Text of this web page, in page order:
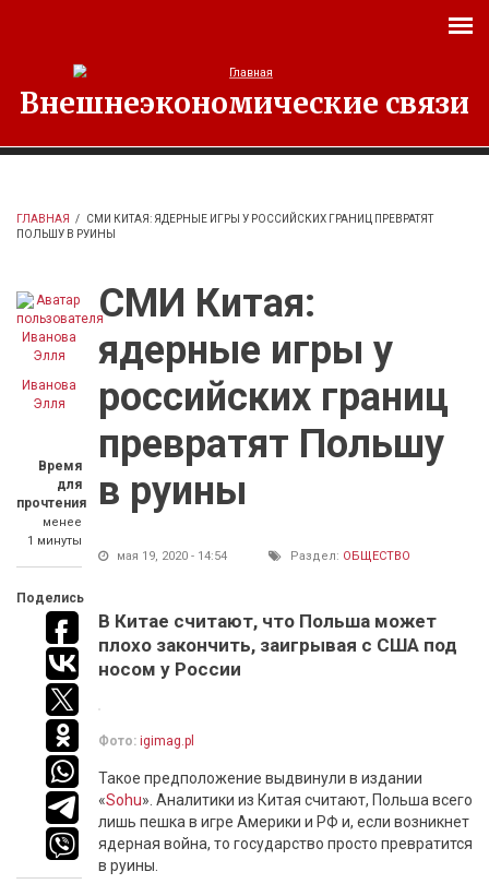
Внешнеэкономические связи
ГЛАВНАЯ /
СМИ КИТАЯ: ЯДЕРНЫЕ ИГРЫ У РОССИЙСКИХ ГРАНИЦ ПРЕВРАТЯТ
ПОЛЬШУ В РУИНЫ
Иванова
Элля
Время
для
прочтения
менее
1 минуты
Поделись
СМИ Китая:
ядерные игры у
российских границ
превратят Польшу
в руины
мая 19, 2020 - 14:54 Раздел: ОБЩЕСТВО
В Китае считают, что Польша может
плохо закончить, заигрывая с США под
носом у России
Фото: igimag.pl
Такое предположение выдвинули в издании
«Sohu». Аналитики из Китая считают, Польша всего
лишь пешка в игре Америки и РФ и, если возникнет
ядерная война, то государство просто превратится
в руины.